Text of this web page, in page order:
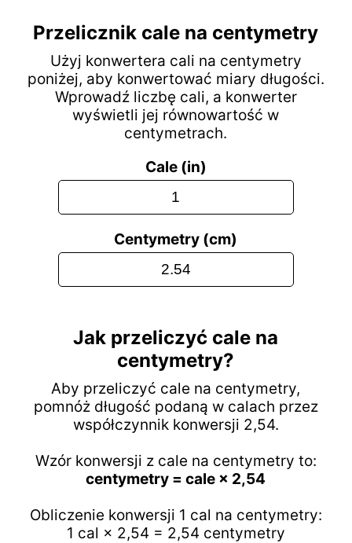
Przelicznik cale na centymetry
Użyj konwertera cali na centymetry
poniżej, aby konwertować miary długości.
Wprowadź liczbę cali, a konwerter
wyświetli jej równowartość w
centymetrach.
Cale (in)
Centymetry (cm)
Jak przeliczyć cale na
centymetry?
Aby przeliczyć cale na centymetry,
pomnóż długość podaną w calach przez
współczynnik konwersji 2,54.
Wzór konwersji z cale na centymetry to:
centymetry = cale × 2,54
Obliczenie konwersji 1 cal na centymetry:
1 cal × 2,54 = 2,54 centymetry